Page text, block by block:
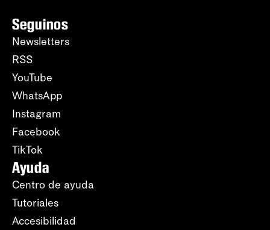
Seguinos
Newsletters
RSS
YouTube
WhatsApp
Instagram
Facebook
TikTok
Ayuda
Centro de ayuda
Tutoriales
Accesibilidad